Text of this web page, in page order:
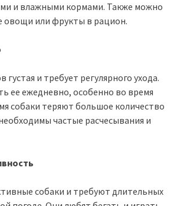
и влажными кормами. Также можно
овощи или фрукты в рацион.
густая и требует регулярного ухода.
ее ежедневно, особенно во время
собаки теряют большое количество
частые расчесывания и
собаки и требуют длительных